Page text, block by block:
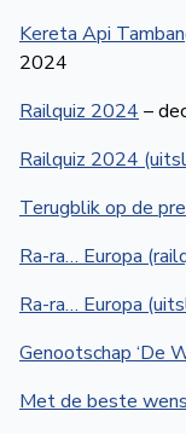
Kereta Api
2024
Railquiz 2024 –
Railquiz 2024
Terugblik op de
Ra-ra… Europa
Ra-ra… Europa
Genootschap ‘De
Met de beste